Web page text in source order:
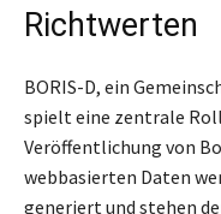
Richtwerten
BORIS-D, ein
spielt eine zentrale
Veröffentlichung von
webbasierten Daten
generiert und stehen